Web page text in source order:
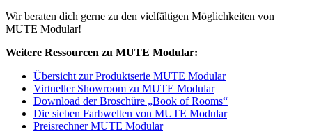
Wir beraten dich gerne zu den vielfältigen Möglichkeiten von
MUTE Modular!
Weitere Ressourcen zu MUTE Modular:
Übersicht zur Produktserie MUTE Modular
Virtueller Showroom zu MUTE Modular
Download der Broschüre „Book of Rooms“
Die sieben Farbwelten von MUTE Modular
Preisrechner MUTE Modular